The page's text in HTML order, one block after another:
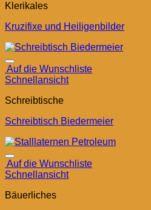
Klerikales
Kruzifixe und Heiligenbilder
Auf die Wunschliste
Schnellansicht
Schreibtische
Schreibtisch Biedermeier
Auf die Wunschliste
Schnellansicht
Bäuerliches